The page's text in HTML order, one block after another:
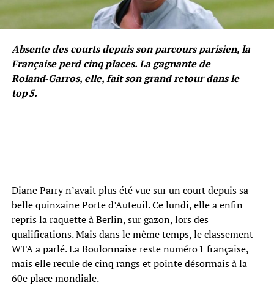
Absente des courts depuis son parcours parisien, la
Française perd cinq places. La gagnante de
Roland‑Garros, elle, fait son grand retour dans le
top 5.
Diane Parry n’avait plus été vue sur un court depuis sa
belle quinzaine Porte d’Auteuil. Ce lundi, elle a enfin
repris la raquette à Berlin, sur gazon, lors des
qualifications. Mais dans le même temps, le classement
WTA a parlé. La Boulonnaise reste numéro 1 française,
mais elle recule de cinq rangs et pointe désormais à la
60e place mondiale.